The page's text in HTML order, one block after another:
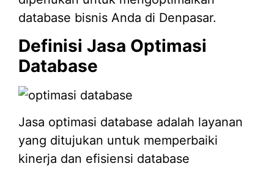
database bisnis Anda di Denpasar.
Definisi Jasa Optimasi
Database
Jasa optimasi database adalah layanan
yang ditujukan untuk memperbaiki
kinerja dan efisiensi database